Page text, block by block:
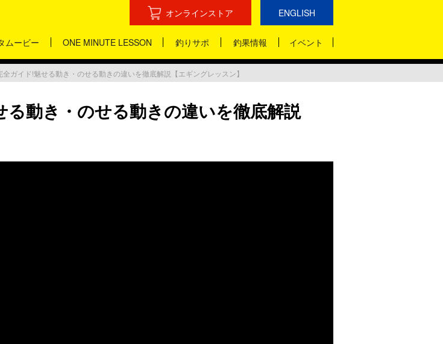
オンラインストア ENGLISH
ムービー ONE MINUTE LESSON 釣りサポ 釣果情報 イベント
ガイド!魅せる動き・のせる動きの違いを徹底解説【エギングレッスン】
動き・のせる動きの違いを徹底解説